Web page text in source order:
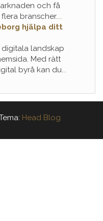
och få
branscher....
hjälpa ditt
landskap
Med rätt
byrå kan du...
Head Blog